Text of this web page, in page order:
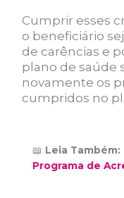
Cumprir esses
o beneficiário
de carências e
plano de saúde
novamente os
cumpridos no
📖 Leia Também:
Programa de